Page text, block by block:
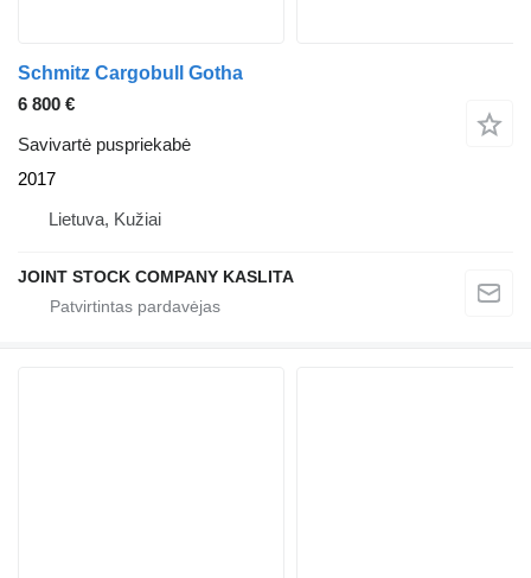
Schmitz Cargobull Gotha
6 800 €
Savivartė puspriekabė
2017
Lietuva, Kužiai
JOINT STOCK COMPANY KASLITA